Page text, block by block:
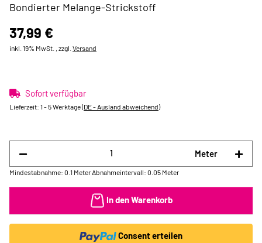
Bondierter Melange-Strickstoff
37,99 €
inkl. 19% MwSt. , zzgl. Versand
Sofort verfügbar
Lieferzeit: 1 - 5 Werktage(DE - Ausland abweichend)
Meter
Mindestabnahme: 0.1 Meter Abnahmeintervall: 0.05 Meter
In den Warenkorb
Consent erteilen